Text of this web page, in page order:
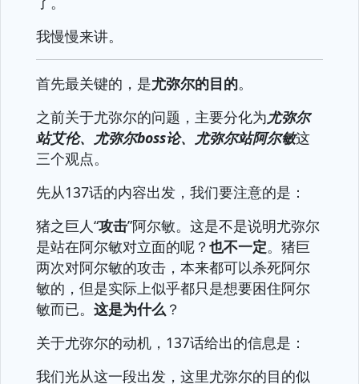
我慢慢来讲。
首先最关键的，是尤弥尔的目的。
之前关于尤弥尔的问题，主要分化为尤弥尔
站艾伦、尤弥尔boss论、尤弥尔站阿尔敏这
三个观点。
先从137话的内容出发，我们要注意的是：
猪之巨人“攻击”阿尔敏。这是不是说明尤弥尔
是站在阿尔敏对立面的呢？ 也不一定。猪巨
两次对阿尔敏的攻击，本来都可以杀死阿尔
敏的，但是实际上似乎都只是想要困住阿尔
敏而已。 这是为什么 ？
关于尤弥尔的动机，137话给出的信息是：
我们光从这一段出发，这里尤弥尔的目的似